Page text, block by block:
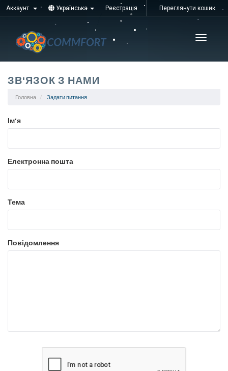
Аккаунт Українська Реєстрація Переглянути кошик
ЗВ'ЯЗОК З НАМИ
Головна Задати питання
Ім’я
Електронна пошта
Тема
Повідомлення